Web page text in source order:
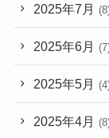
2025年7月
2025年6月
2025年5月
2025年4月